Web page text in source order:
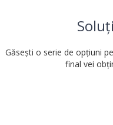
Găsești o serie de opțiuni
final vei